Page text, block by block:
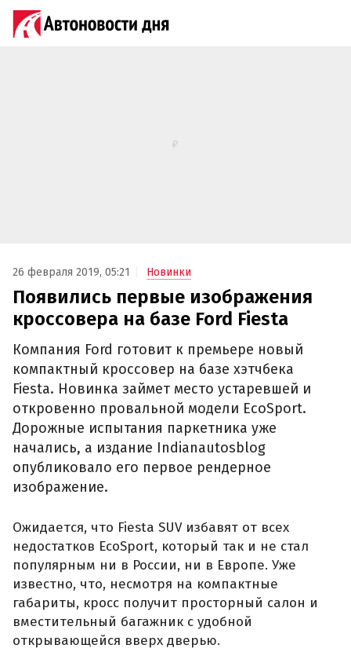
26 февраля 2019, 05:21 Новинки
Появились первые изображения
кроссовера на базе Ford Fiesta
Компания Ford готовит к премьере новый
компактный кроссовер на базе хэтчбека
Fiesta. Новинка займет место устаревшей и
откровенно провальной модели EcoSport.
Дорожные испытания паркетника уже
начались, а издание Indianautosblog
опубликовало его первое рендерное
изображение.
Ожидается, что Fiesta SUV избавят от всех
недостатков EcoSport, который так и не стал
популярным ни в России, ни в Европе. Уже
известно, что, несмотря на компактные
габариты, кросс получит просторный салон и
вместительный багажник с удобной
открывающейся вверх дверью.